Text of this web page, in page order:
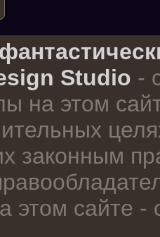
Studio -
на этом
законным
этом сайте